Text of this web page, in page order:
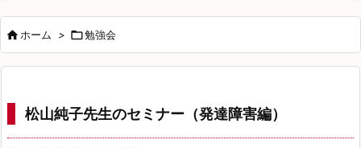
前へ
ホーム > 勉強会
松山純子先生のセミナー（発達障害編）